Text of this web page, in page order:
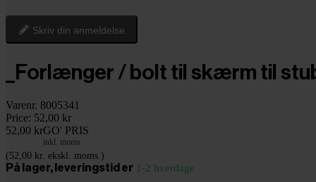
Skriv din anmeldelse
_Forlænger / bolt til skærm til
Varenr. 8005341
Price: 52,00 kr
52,00 krGO' PRIS
inkl. moms
(52,00 kr. ekskl. moms.)
På lager, leveringstid er 1-2 hverdage